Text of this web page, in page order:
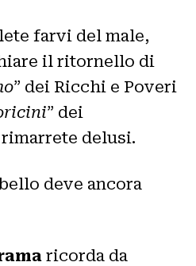
farvi del male,
il ritornello di
” dei Ricchi e Poveri
” dei
rimarrete delusi.
deve ancora
ricorda da